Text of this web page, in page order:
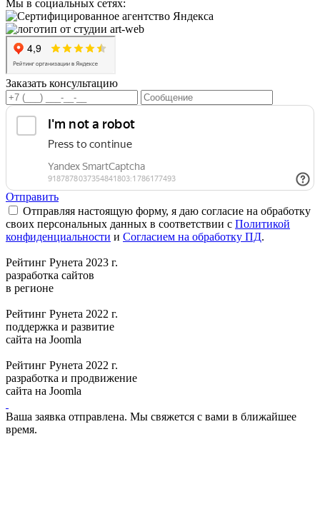
Мы в социальных сетях:
Заказать консультацию
Отправить
Отправляя настоящую форму, я даю согласие на обработку
своих персональных данных в соответствии с Политикой
конфиденциальности и Согласием на обработку ПД.
Рейтинг Рунета 2023 г.
разработка сайтов
в регионе
Рейтинг Рунета 2022 г.
поддержка и развитие
сайта на Joomla
Рейтинг Рунета 2022 г.
разработка и продвижение
сайта на Joomla
Ваша заявка отправлена. Мы свяжется с вами в ближайшее
время.